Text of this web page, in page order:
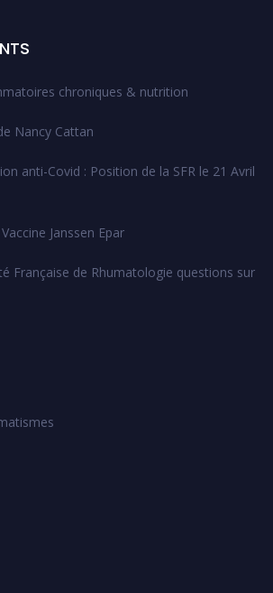
chroniques & nutrition
Nancy Cattan
anti-Covid : Position de la SFR le 21 Avril
Janssen Epar
Française de Rhumatologie questions sur